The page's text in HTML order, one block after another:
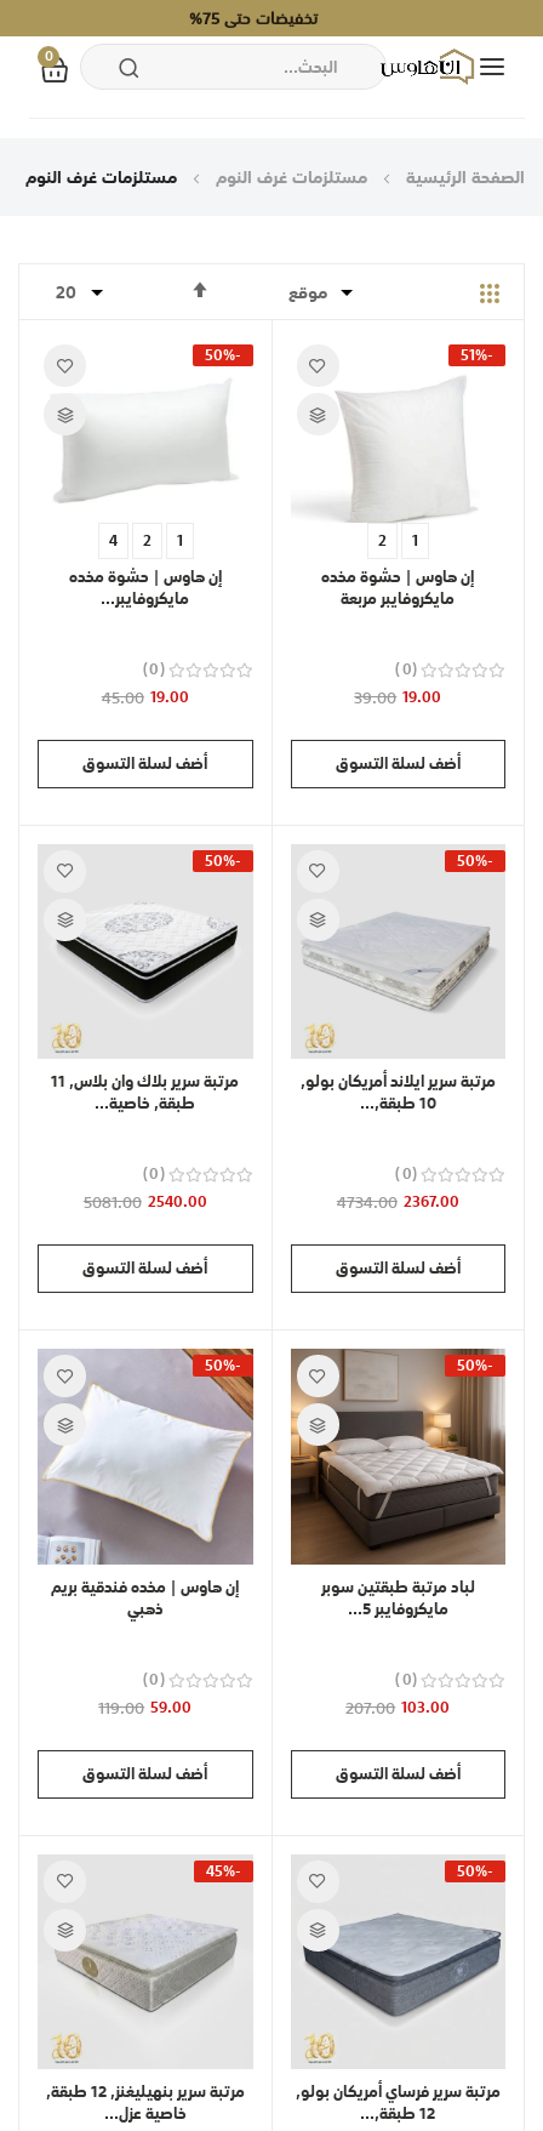
تخفيضات حتى 75%
بحث
0
المحتوى
الصفحة الرئيسية مستلزمات غرف النوم مستلزمات غرف النوم
الشبكة
-51%
1
2
إن هاوس | حشوة مخده
مايكروفايبر مربعة
0
19.00
39.00
أضف لسلة التسوق
-50%
1
2
4
إن هاوس | حشوة مخده
مايكروفايبر...
0
19.00
45.00
أضف لسلة التسوق
-50%
مرتبة سرير ايلاند أمريكان بولو,
10 طبقة,...
0
2367.00
4734.00
أضف لسلة التسوق
-50%
مرتبة سرير بلاك وان بلاس, 11
طبقة, خاصية...
0
2540.00
5081.00
أضف لسلة التسوق
-50%
لباد مرتبة طبقتين سوبر
مايكروفايبر 5...
0
103.00
207.00
أضف لسلة التسوق
-50%
إن هاوس | مخده فندقية بريم
ذهبي
0
59.00
119.00
أضف لسلة التسوق
-50%
مرتبة سرير فرساي أمريكان بولو,
12 طبقة,...
-45%
مرتبة سرير بنهيليغنز, 12 طبقة,
خاصية عزل...